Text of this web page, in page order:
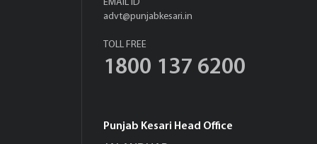
EMAIL ID
advt@punjabkesari.in
TOLL FREE
1800 137 6200
Punjab Kesari Head Office